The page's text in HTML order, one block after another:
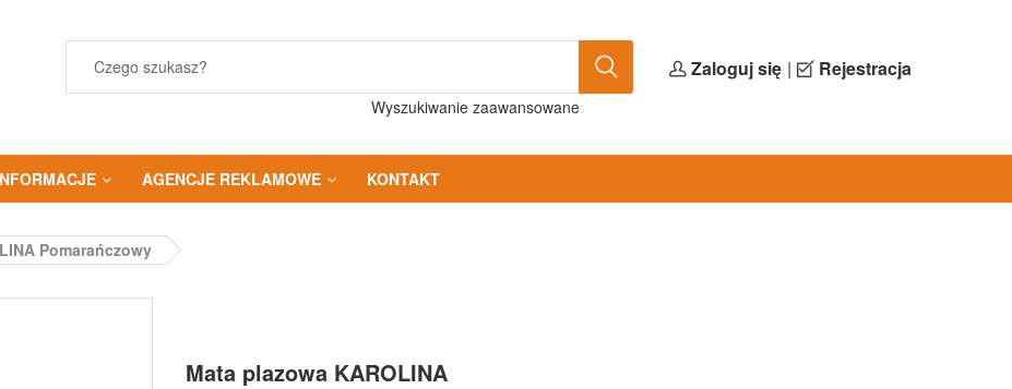
Wyszukiwanie zaawansowane
Zaloguj się | Rejestracja
AGENCJE REKLAMOWE KONTAKT
Pomarańczowy
Mata plazowa KAROLINA